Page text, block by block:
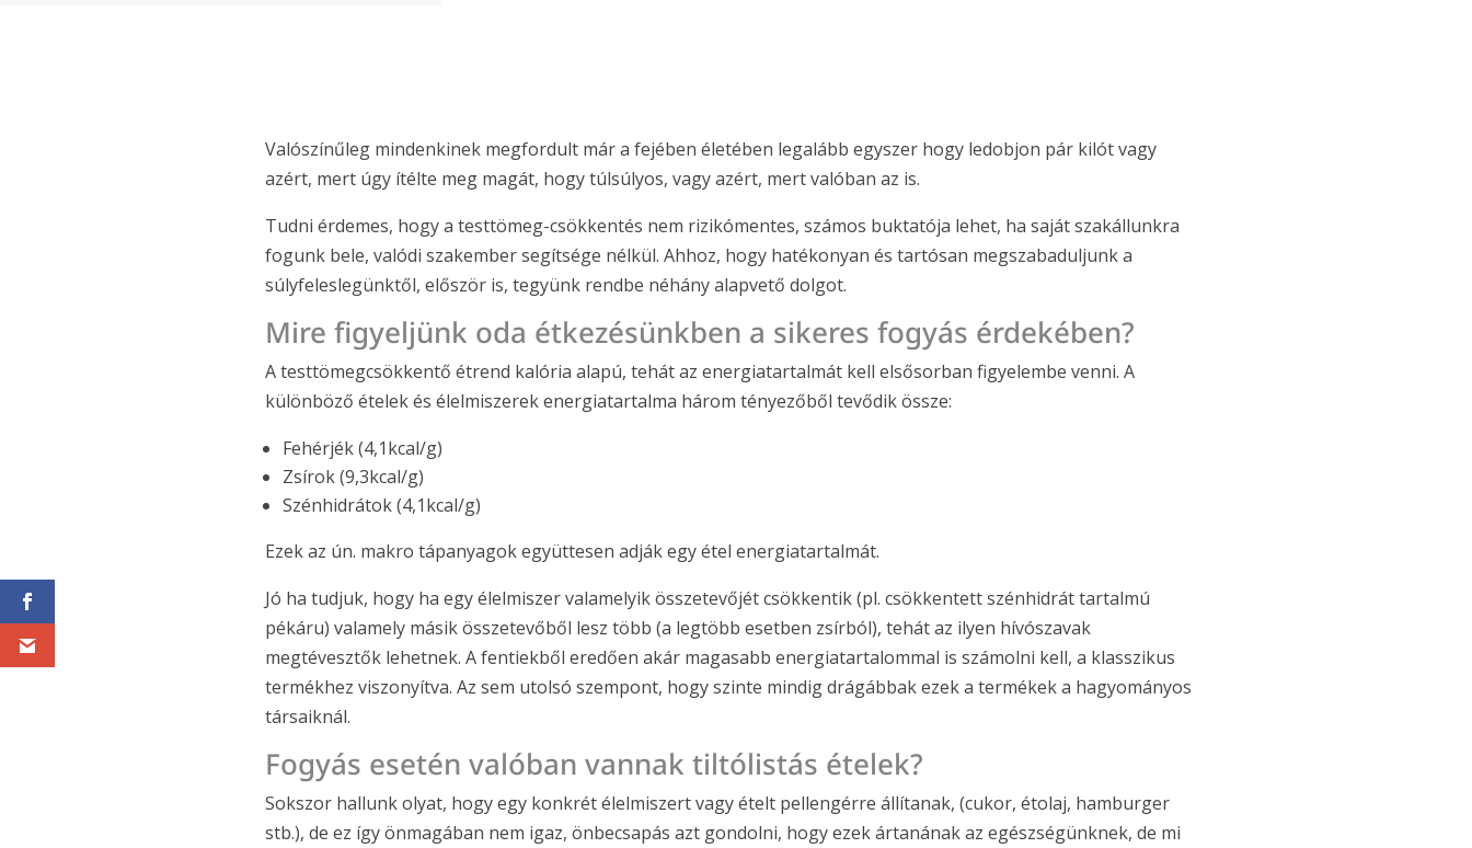
Valószínűleg mindenkinek megfordult már a fejében életében legalább egyszer hogy ledobjon pár kilót vagy
azért, mert úgy ítélte meg magát, hogy túlsúlyos, vagy azért, mert valóban az is.
Tudni érdemes, hogy a testtömeg-csökkentés nem rizikómentes, számos buktatója lehet, ha saját szakállunkra
fogunk bele, valódi szakember segítsége nélkül. Ahhoz, hogy hatékonyan és tartósan megszabaduljunk a
súlyfeleslegünktől, először is, tegyünk rendbe néhány alapvető dolgot.
Mire figyeljünk oda étkezésünkben a sikeres fogyás érdekében?
A testtömegcsökkentő étrend kalória alapú, tehát az energiatartalmát kell elsősorban figyelembe venni. A
különböző ételek és élelmiszerek energiatartalma három tényezőből tevődik össze:
Fehérjék (4,1kcal/g)
Zsírok (9,3kcal/g)
Szénhidrátok (4,1kcal/g)
Ezek az ún. makro tápanyagok együttesen adják egy étel energiatartalmát.
Jó ha tudjuk, hogy ha egy élelmiszer valamelyik összetevőjét csökkentik (pl. csökkentett szénhidrát tartalmú
pékáru) valamely másik összetevőből lesz több (a legtöbb esetben zsírból), tehát az ilyen hívószavak
megtévesztők lehetnek. A fentiekből eredően akár magasabb energiatartalommal is számolni kell, a klasszikus
termékhez viszonyítva. Az sem utolsó szempont, hogy szinte mindig drágábbak ezek a termékek a hagyományos
társaiknál.
Fogyás esetén valóban vannak tiltólistás ételek?
Sokszor hallunk olyat, hogy egy konkrét élelmiszert vagy ételt pellengérre állítanak, (cukor, étolaj, hamburger
stb.), de ez így önmagában nem igaz, önbecsapás azt gondolni, hogy ezek ártanának az egészségünknek, de mi